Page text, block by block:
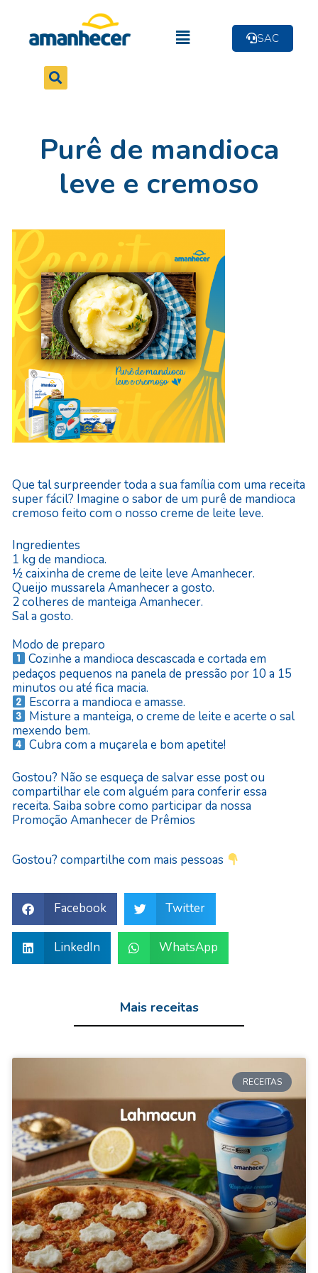
SAC
Purê de mandioca
leve e cremoso
Que tal surpreender toda a sua família com uma receita
super fácil? Imagine o sabor de um purê de mandioca
cremoso feito com o nosso creme de leite leve.
Ingredientes
1 kg de mandioca.
½ caixinha de creme de leite leve Amanhecer.
Queijo mussarela Amanhecer a gosto.
2 colheres de manteiga Amanhecer.
Sal a gosto.
Modo de preparo
Cozinhe a mandioca descascada e cortada em
pedaços pequenos na panela de pressão por 10 a 15
minutos ou até fica macia.
Escorra a mandioca e amasse.
Misture a manteiga, o creme de leite e acerte o sal
mexendo bem.
Cubra com a muçarela e bom apetite!
Gostou? Não se esqueça de salvar esse post ou
compartilhar ele com alguém para conferir essa
receita. Saiba sobre como participar da nossa
Promoção Amanhecer de Prêmios
Gostou? compartilhe com mais pessoas
Facebook Twitter
LinkedIn WhatsApp
Mais receitas
RECEITAS